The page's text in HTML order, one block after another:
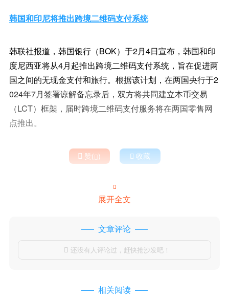
韩国和印尼将推出跨境二维码支付系统
韩联社报道，韩国银行（BOK）于2月4日宣布，韩国和印
度尼西亚将从4月起推出跨境二维码支付系统，旨在促进两
国之间的无现金支付和旅行。根据该计划，在两国央行于2
024年7月签署谅解备忘录后，双方将共同建立本币交易
（LCT）框架，届时跨境二维码支付服务将在两国零售网
点推出。
 赞()  收藏

展开全文
文章评论
 还没有人评论过，赶快抢沙发吧！
相关阅读